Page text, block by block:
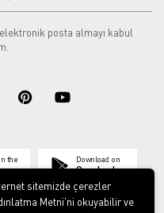
posta almayı kabul
the Download on
Google play
sitemizde çerezler
Metni’ni okuyabilir ve